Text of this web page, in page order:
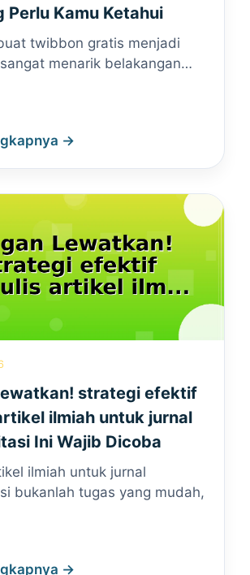
Perlu Kamu Ketahui
twibbon gratis menjadi
menarik belakangan…
→
strategi efektif
ilmiah untuk jurnal
Ini Wajib Dicoba
ilmiah untuk jurnal
bukanlah tugas yang mudah,
→